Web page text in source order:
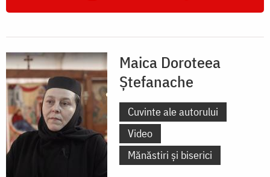
Maica Doroteea
Ștefanache
Cuvinte ale autorului
Video
Mănăstiri și biserici